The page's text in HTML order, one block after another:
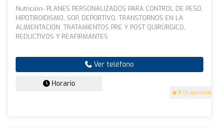
5 (5 opiniones)
Nutrición- PLANES PERSONALIZADOS PARA CONTROL DE PESO,
HIPOTIROIDISMO, SOP, DEPORTIVO, TRANSTORNOS EN LA
ALIMENTACIÓN. TRATAMIENTOS PRE Y POST QUIRÚRGICO,
REDUCTIVOS Y REAFIRMANTES
Ver teléfono
Horario